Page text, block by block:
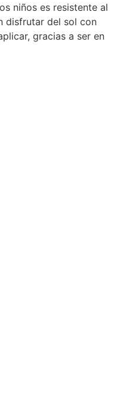
niños es resistente al
disfrutar del sol con
gracias a ser en